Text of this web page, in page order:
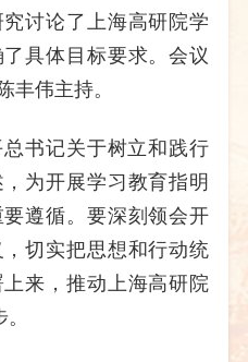
讨论了上海高研院学
具体目标要求。会议
丰伟主持。
书记关于树立和践行
为开展学习教育指明
遵循。要深刻领会开
切实把思想和行动统
来，推动上海高研院